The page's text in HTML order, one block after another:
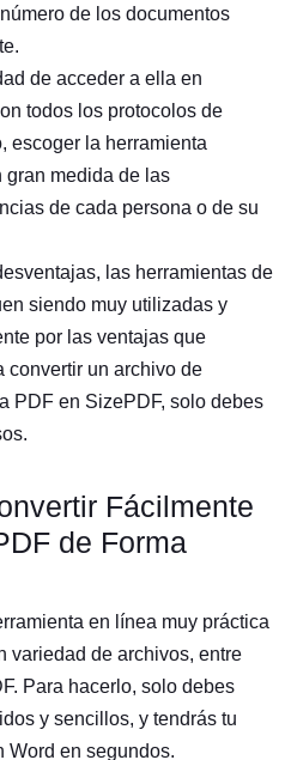
de los documentos
de acceder a ella en
todos los protocolos de
escoger la herramienta
gran medida de las
de cada persona o de su
las herramientas de
siendo muy utilizadas y
por las ventajas que
convertir un archivo de
PDF en SizePDF, solo debes
Fácilmente
de Forma
en línea muy práctica
variedad de archivos, entre
Para hacerlo, solo debes
y sencillos, y tendrás tu
Word en segundos.